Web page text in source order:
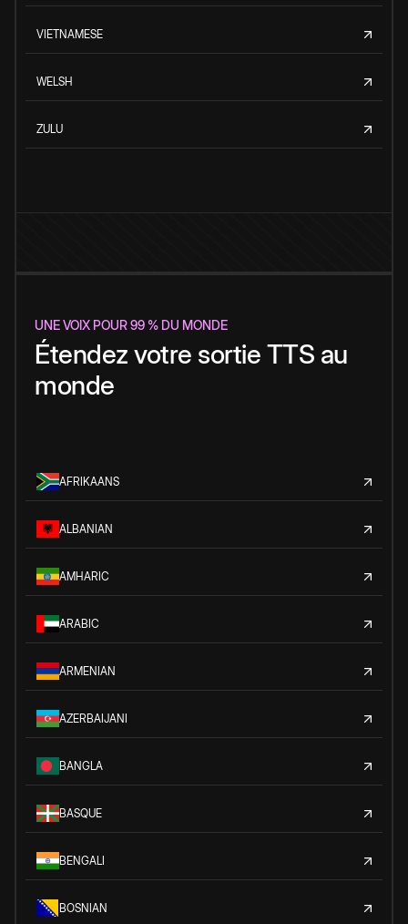
VIETNAMESE
WELSH
ZULU
UNE VOIX POUR 99 % DU MONDE
Étendez votre sortie TTS au
monde
AFRIKAANS
ALBANIAN
AMHARIC
ARABIC
ARMENIAN
AZERBAIJANI
BANGLA
BASQUE
BENGALI
BOSNIAN